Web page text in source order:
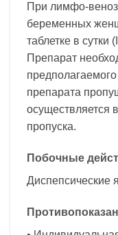
При лимфо-
беременных
таблетке в сутки
Препарат
препарата
осуществляется
пропуска.
Побочные
Диспепсические